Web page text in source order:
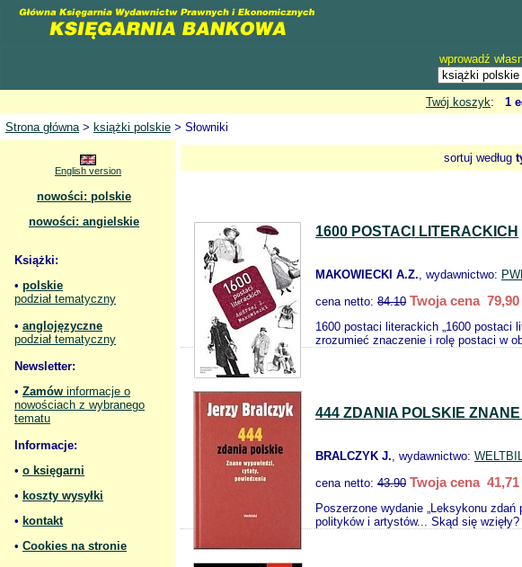
wprowadź
Twój koszyk: 1
Strona główna> książki polskie > Słowniki
English version
nowości: polskie
nowości: angielskie
Książki:
• polskie
podział tematyczny
• anglojęzyczne
podział tematyczny
Newsletter:
• Zamów informacje o
nowościach z wybranego
tematu
Informacje:
• o księgarni
• koszty wysyłki
• kontakt
• Cookies na stronie
sortuj według
1600 POSTACI LITERACKICH
MAKOWIECKI A.Z., wydawnictwo:
cena netto: 84.10 Twoja cena 79,90
1600 postaci literackich „1600 postaci
zrozumieć znaczenie i rolę postaci w
444 ZDANIA POLSKIE
BRALCZYK J., wydawnictwo:
cena netto: 43.90 Twoja cena 41,71
Poszerzone wydanie „Leksykonu zdań
polityków i artystów... Skąd się